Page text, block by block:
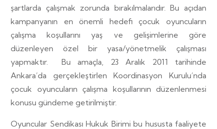
şartlarda çalışmak zorunda bırakılmalarıdır. Bu açıdan
kampanyanın en önemli hedefi çocuk oyuncuların
çalışma koşullarını yaş ve gelişimlerine göre
düzenleyen özel bir yasa/yönetmelik çalışması
yapmaktır. Bu amaçla, 23 Aralık 2011 tarihinde
Ankara’da gerçekleştirlen Koordinasyon Kurulu’nda
çocuk oyuncuların çalışma koşullarının düzenlenmesi
konusu gündeme getirilmiştir.
Oyuncular Sendikası Hukuk Birimi bu hususta faaliyete